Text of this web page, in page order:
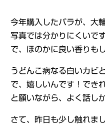
今年購入したバラが、大
写真では分かりにくいで
で、ほのかに良い香りもし
うどんこ病なる白いカビ
で、嬉しいんです！でき
と願いながら、よく話し
さて、昨日も少し触れま